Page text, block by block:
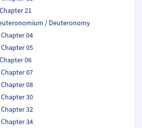
21
/ Deuteronomy
04
05
06
07
08
30
32
34